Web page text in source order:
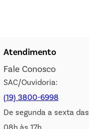
Atendimento
Fale Conosco
SAC/Ouvidoria:
(19) 3800-6998
De segunda a sexta das